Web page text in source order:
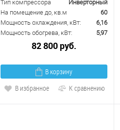
Тип компрессора
Инверторный
На помещение до, кв.м
60
Мощность охлаждения, кВт:
6,16
Мощность обогрева, кВт:
5,97
82 800 руб.
В корзину
В избранное
К сравнению